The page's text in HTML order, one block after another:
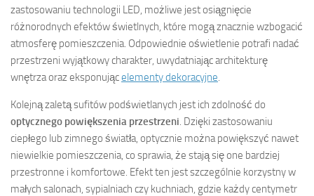
zastosowaniu technologii LED, możliwe jest osiągnięcie
różnorodnych efektów świetlnych, które mogą znacznie wzbogacić
atmosferę pomieszczenia. Odpowiednie oświetlenie potrafi nadać
przestrzeni wyjątkowy charakter, uwydatniając architekturę
wnętrza oraz eksponującelementy dekoracyjne.
Kolejną zaletą sufitów podświetlanych jest ich zdolność do
optycznego powiększenia przestrzeni. Dzięki zastosowaniu
ciepłego lub zimnego światła, optycznie można powiększyć nawet
niewielkie pomieszczenia, co sprawia, że stają się one bardziej
przestronne i komfortowe. Efekt ten jest szczególnie korzystny w
małych salonach, sypialniach czy kuchniach, gdzie każdy centymetr